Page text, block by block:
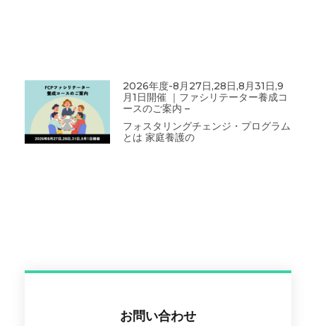
2026年度-8月27日,28日,8月31日,9
月1日開催 ｜ファシリテーター養成コ
ースのご案内 –
フォスタリングチェンジ・プログラム
とは 家庭養護の
お問い合わせ